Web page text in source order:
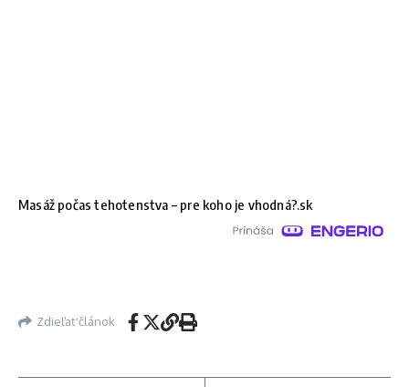
Masáž počas tehotenstva – pre koho je vhodná?.sk
Zdieľať článok